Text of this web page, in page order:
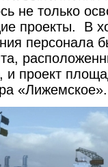
не только
проекты. В
персонала
и проект
«Лижемское».